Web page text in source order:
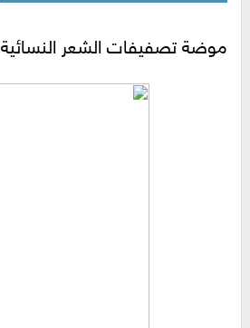
موضة تصفيفات الشعر النسائية